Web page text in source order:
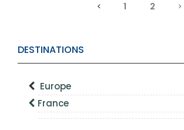
DESTINATIONS
Europe
France
1 2